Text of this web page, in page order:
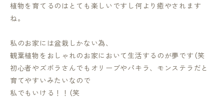
植物を育てるのはとても楽しいですし何より癒やされます
ね。
私のお家には盆栽しかない為、
観葉植物をおしゃれのお家において生活するのが夢です（笑
初心者やズボラさんでもオリーブやパキラ、モンステラだと
育てやすいみたいなので
私でもいける！！（笑